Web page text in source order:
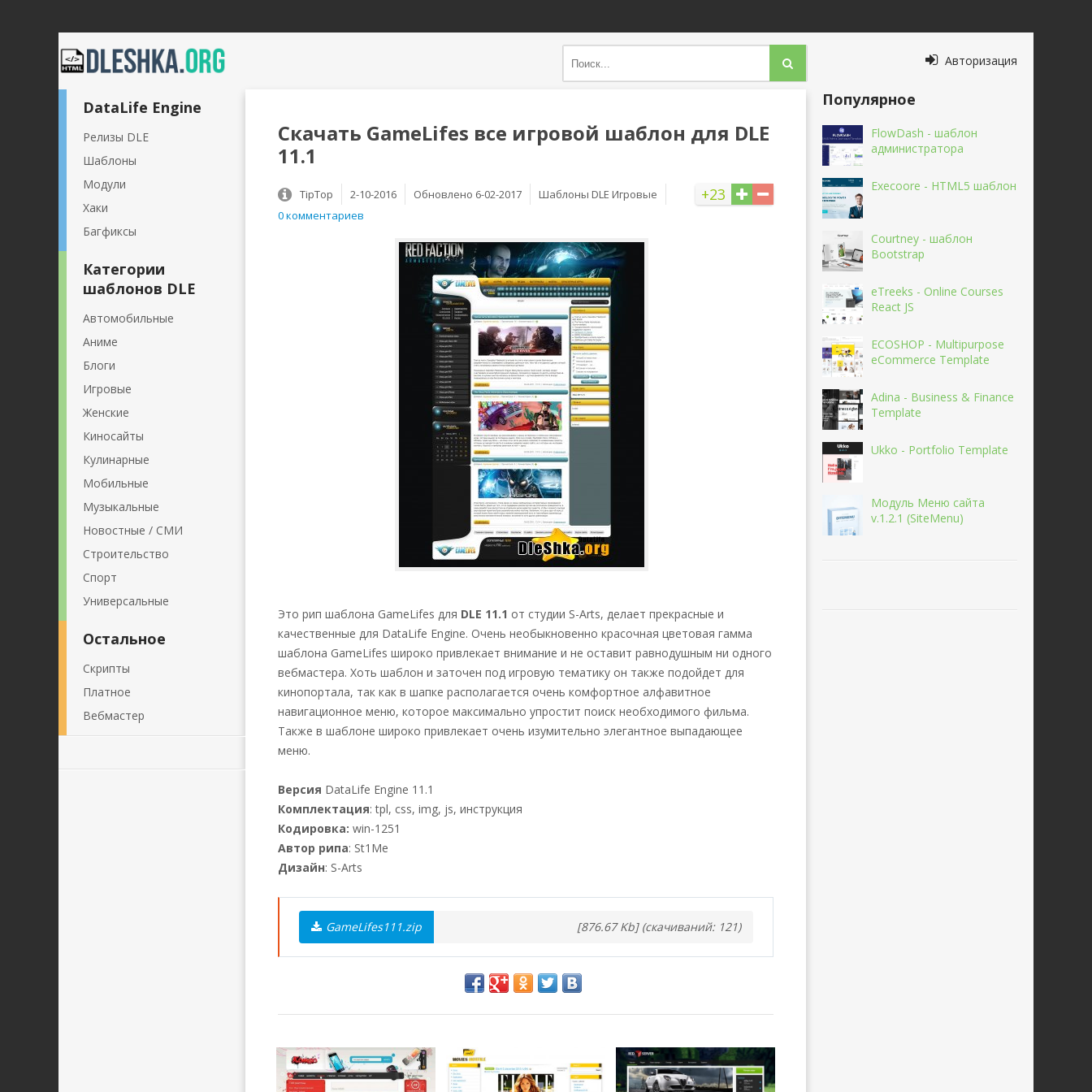
Авторизация
Скачать GameLifes все игровой шаблон для DLE
11.1
+23
TipTop 2-10-2016 Обновлено 6-02-2017
Шаблоны DLE Игровые
0 комментариев
Это рип шаблона GameLifes для DLE 11.1 от студии S-Arts, делает прекрасные и
качественные для DataLife Engine. Очень необыкновенно красочная цветовая гамма
шаблона GameLifes широко привлекает внимание и не оставит равнодушным ни одного
вебмастера. Хоть шаблон и заточен под игровую тематику он также подойдет для
кинопортала, так как в шапке располагается очень комфортное алфавитное
навигационное меню, которое максимально упростит поиск необходимого фильма.
Также в шаблоне широко привлекает очень изумительно элегантное выпадающее
меню.
Версия DataLife Engine 11.1
Комплектация: tpl, css, img, js, инструкция
Кодировка: win-1251
Автор рипа: St1Me
Дизайн: S-Arts
GameLifes111.zip [876.67 Kb] (cкачиваний: 121)
DataLife Engine
Релизы DLE
Шаблоны
Модули
Хаки
Багфиксы
Категории
шаблонов DLE
Автомобильные
Аниме
Блоги
Игровые
Женские
Киносайты
Кулинарные
Мобильные
Музыкальные
Новостные / СМИ
Строительство
Спорт
Универсальные
Остальное
Скрипты
Платное
Вебмастер
Популярное
FlowDash - шаблон
администратора
Execoore - HTML5 шаблон
Courtney - шаблон
Bootstrap
eTreeks - Online Courses
React JS
ECOSHOP - Multipurpose
eCommerce Template
Adina - Business & Finance
Template
Ukko - Portfolio Template
Модуль Меню сайта
v.1.2.1 (SiteMenu)